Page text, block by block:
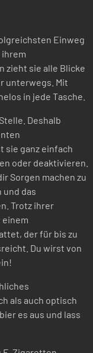
Einweg
zieht sie alle Blicke
unterwegs. Mit
in jede Tasche.
Deshalb
sie ganz einfach
oder deaktivieren.
Sorgen machen zu
und das
Trotz ihrer
einem
der für bis zu
Du wirst von
als auch optisch
es aus und lass